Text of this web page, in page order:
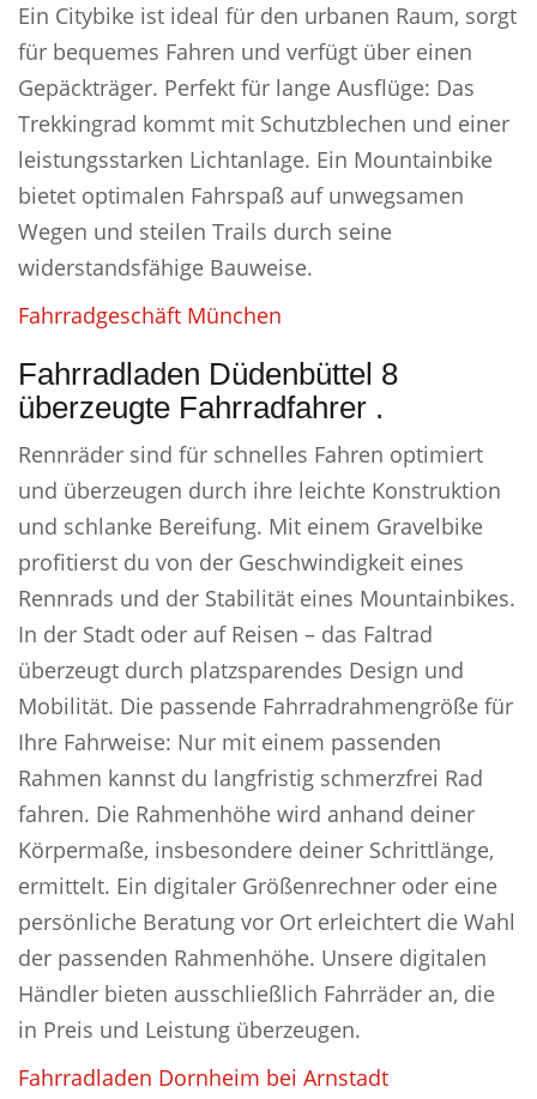
Ein Citybike ist ideal für den urbanen Raum, sorgt
für bequemes Fahren und verfügt über einen
Gepäckträger. Perfekt für lange Ausflüge: Das
Trekkingrad kommt mit Schutzblechen und einer
leistungsstarken Lichtanlage. Ein Mountainbike
bietet optimalen Fahrspaß auf unwegsamen
Wegen und steilen Trails durch seine
widerstandsfähige Bauweise.
Fahrradgeschäft München
Fahrradladen Düdenbüttel 8
überzeugte Fahrradfahrer .
Rennräder sind für schnelles Fahren optimiert
und überzeugen durch ihre leichte Konstruktion
und schlanke Bereifung. Mit einem Gravelbike
profitierst du von der Geschwindigkeit eines
Rennrads und der Stabilität eines Mountainbikes.
In der Stadt oder auf Reisen – das Faltrad
überzeugt durch platzsparendes Design und
Mobilität. Die passende Fahrradrahmengröße für
Ihre Fahrweise: Nur mit einem passenden
Rahmen kannst du langfristig schmerzfrei Rad
fahren. Die Rahmenhöhe wird anhand deiner
Körpermaße, insbesondere deiner Schrittlänge,
ermittelt. Ein digitaler Größenrechner oder eine
persönliche Beratung vor Ort erleichtert die Wahl
der passenden Rahmenhöhe. Unsere digitalen
Händler bieten ausschließlich Fahrräder an, die
in Preis und Leistung überzeugen.
Fahrradladen Dornheim bei Arnstadt